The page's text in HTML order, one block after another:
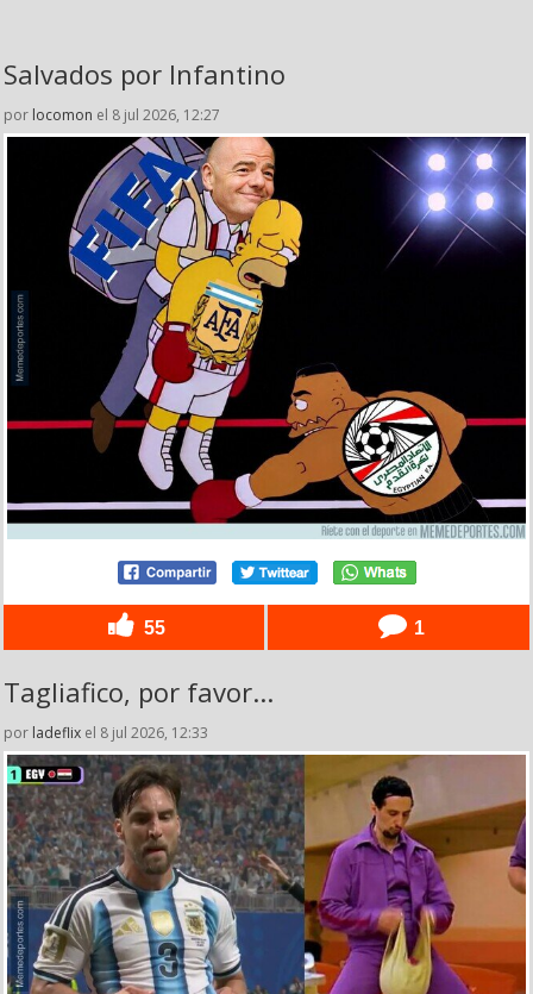
Salvados por Infantino
por locomon el 8 jul 2026, 12:27
55 1
Tagliafico, por favor...
por ladeflix el 8 jul 2026, 12:33